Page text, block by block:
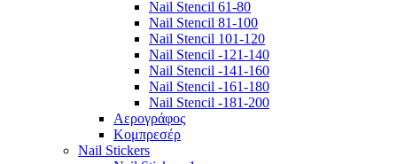
Nail Stencil 61-80
Nail Stencil 81-100
Nail Stencil 101-120
Nail Stencil -121-140
Nail Stencil -141-160
Nail Stencil -161-180
Nail Stencil -181-200
Αερογράφoς
Κομπρεσέρ
Nail Stickers